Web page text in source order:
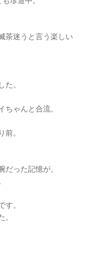
茶迷うと言う楽しい
。
ゃんと合流。
。
った記憶が。
。